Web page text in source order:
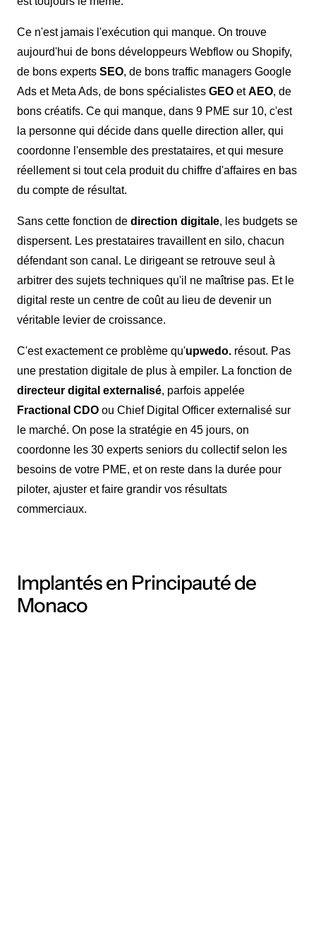
Ce n'est jamais l'exécution qui manque. On trouve
aujourd'hui de bons développeurs Webflow ou Shopify,
de bons experts SEO, de bons traffic managers Google
Ads et Meta Ads, de bons spécialistes GEO etAEO, de
bons créatifs. Ce qui manque, dans 9 PME sur 10, c'est
la personne qui décide dans quelle direction aller, qui
coordonne l'ensemble des prestataires, et qui mesure
réellement si tout cela produit du chiffre d'affaires en bas
du compte de résultat.
Sans cette fonction de direction digitale, les budgets se
dispersent. Les prestataires travaillent en silo, chacun
défendant son canal. Le dirigeant se retrouve seul à
arbitrer des sujets techniques qu'il ne maîtrise pas. Et le
digital reste un centre de coût au lieu de devenir un
véritable levier de croissance.
C'est exactement ce problème qu'upwedo. résout. Pas
une prestation digitale de plus à empiler. La fonction de
directeur digital externalisé, parfois appelée
Fractional CDO ou Chief Digital Officer externalisé sur
le marché. On pose la stratégie en 45 jours, on
coordonne les 30 experts seniors du collectif selon les
besoins de votre PME, et on reste dans la durée pour
piloter, ajuster et faire grandir vos résultats
commerciaux.
Implantés en Principauté de
Monaco